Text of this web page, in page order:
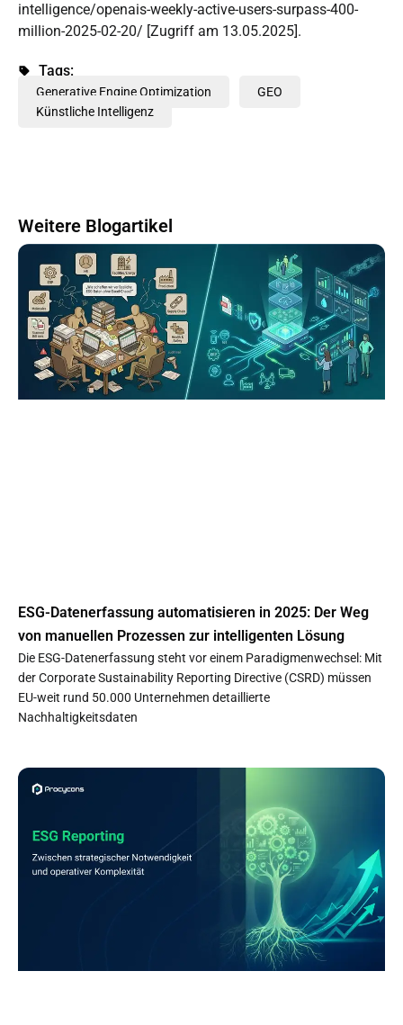
intelligence/openais-weekly-active-users-surpass-400-
million-2025-02-20/ [Zugriff am 13.05.2025].
Tags:
Generative Engine Optimization GEO
Künstliche Intelligenz
Weitere Blogartikel
ESG-Datenerfassung automatisieren in 2025: Der Weg
von manuellen Prozessen zur intelligenten Lösung
Die ESG-Datenerfassung steht vor einem Paradigmenwechsel: Mit
der Corporate Sustainability Reporting Directive (CSRD) müssen
EU-weit rund 50.000 Unternehmen detaillierte
Nachhaltigkeitsdaten